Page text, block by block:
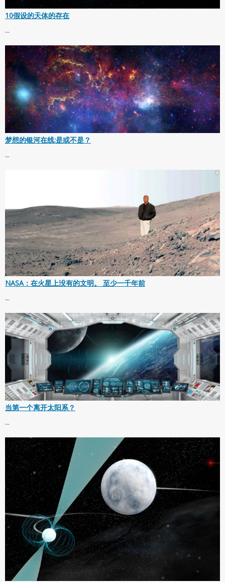
10假设的天体的存在
...
梦想的银河在线:是或不是？
...
NASA：在火星上没有的文明。 至少一千年前
...
当第一个离开太阳系？
...